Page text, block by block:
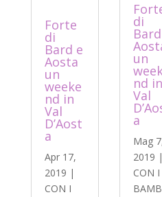
Forte
di
Bard e
Aosta
un
weeke
nd in
Val
D’Aost
a
Apr 17,
2019 |
CON I
di
un
nd in
Val
a
Mag
2019 |
CON I